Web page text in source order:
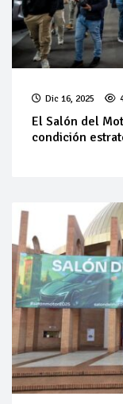
Dic 16, 2025
El Salón del
condición